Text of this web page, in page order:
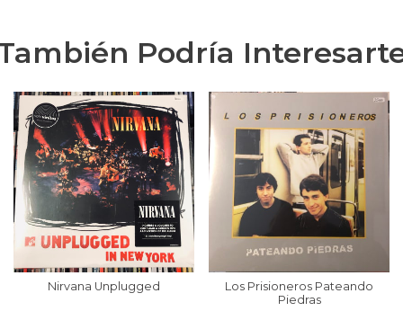
Podría
Nirvana Unplugged
Los Prisioneros Pateando
Piedras